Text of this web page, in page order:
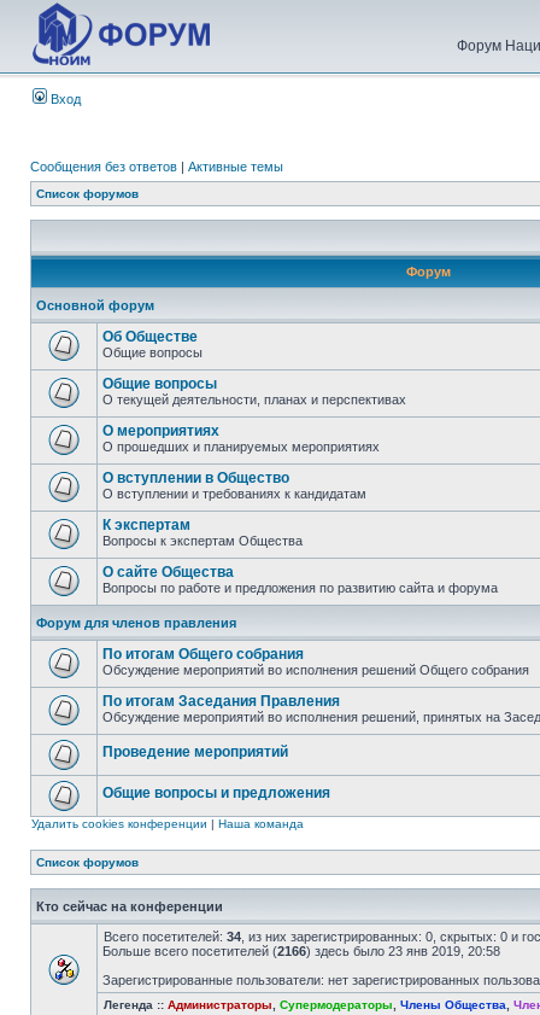
Форум
Вход
Сообщения без ответов | Активные темы
Список форумов
Форум
Основной форум
Об Обществе
Общие вопросы
Общие вопросы
О текущей деятельности, планах и перспективах
О мероприятиях
О прошедших и планируемых мероприятиях
О вступлении в Общество
О вступлении и требованиях к кандидатам
К экспертам
Вопросы к экспертам Общества
О сайте Общества
Вопросы по работе и предложения по развитию сайта и форума
Форум для членов правления
По итогам Общего собрания
Обсуждение мероприятий во исполнения решений Общего собрания
По итогам Заседания Правления
Обсуждение мероприятий во исполнения решений, принятых на
Проведение мероприятий
Общие вопросы и предложения
Удалить cookies конференции | Наша команда
Список форумов
Кто сейчас на конференции
Всего посетителей: 34 , из них зарегистрированных: 0, скрытых: 0 и
Больше всего посетителей (2166) здесь было 23 янв 2019, 20:58
Зарегистрированные пользователи: нет зарегистрированных
Легенда :: Администраторы Супермодераторы Члены Общества